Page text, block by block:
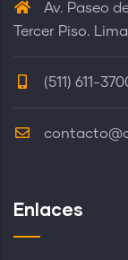
Av. Paseo
Tercer Piso.
(511) 611-
Enlaces